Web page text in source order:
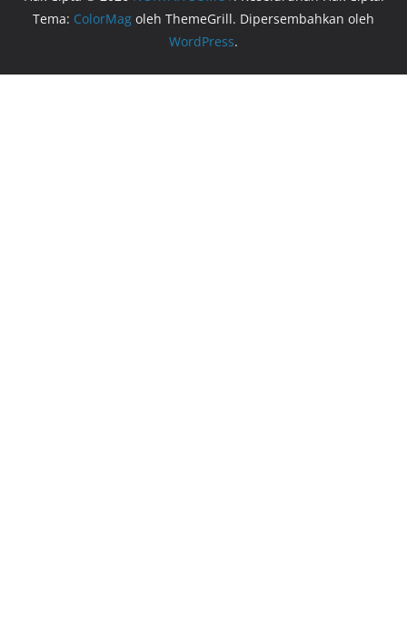
Tema: ColorMag oleh ThemeGrill. Dipersembahkan oleh
WordPress.